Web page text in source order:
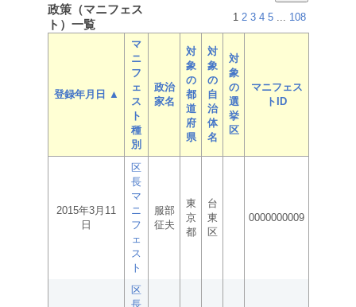
政策（マニフェス
ト）一覧
1 2 3 4 5 ... 108
登録年月日 ▲
マ
ニ
フ
ェ
ス
ト
種
別
政治
家名
対
象
の
都
道
府
県
対
象
の
自
治
体
名
対
象
の
選
挙
区
マニフェス
トID
2015年3月11
日
区
長
マ
ニ
フ
ェ
ス
ト
服部
征夫
東
京
都
台
東
区
0000000009
区
長